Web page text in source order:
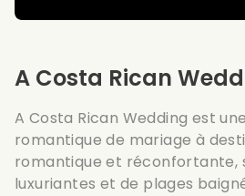
A Costa Rican
A Costa Rican Wedding est
romantique de mariage à
romantique et réconfortante,
luxuriantes et de plages